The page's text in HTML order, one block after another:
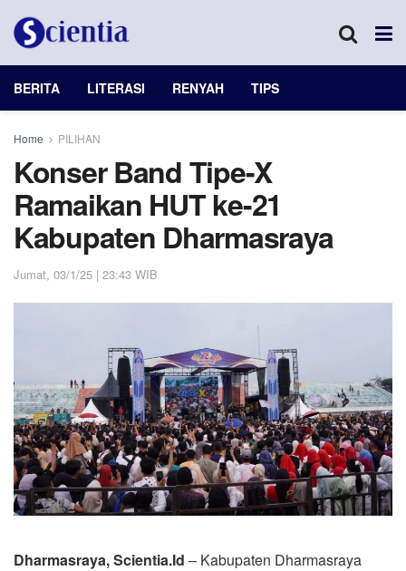
BERITA LITERASI RENYAH TIPS
Home PILIHAN
Konser Band Tipe-X
Ramaikan HUT ke-21
Kabupaten Dharmasraya
Jumat, 03/1/25 | 23:43 WIB
Dharmasraya, Scientia.Id – Kabupaten Dharmasraya